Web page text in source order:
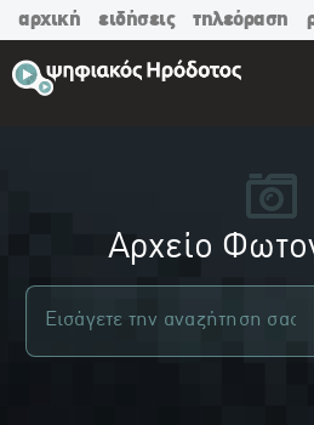
αρχική ειδήσεις τηλεόραση
Αρχείο